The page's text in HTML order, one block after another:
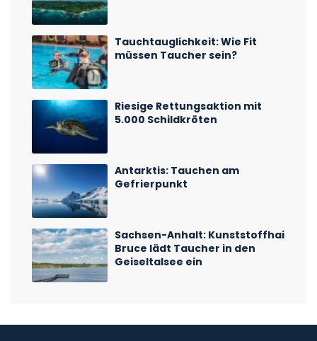
Tauchtauglichkeit: Wie Fit
müssen Taucher sein?
Riesige Rettungsaktion mit
5.000 Schildkröten
Antarktis: Tauchen am
Gefrierpunkt
Sachsen-Anhalt: Kunststoffhai
Bruce lädt Taucher in den
Geiseltalsee ein